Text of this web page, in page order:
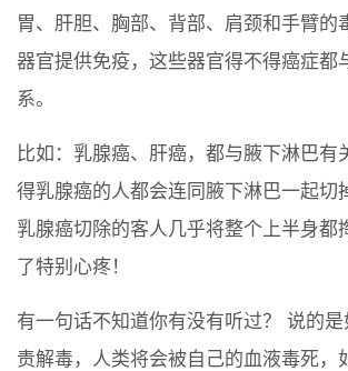
胃、肝胆、胸部、背部、肩颈和手臂的
器官提供免疫，这些器官得不得癌症都
系。
比如：乳腺癌、肝癌，都与腋下淋巴有
得乳腺癌的人都会连同腋下淋巴一起切
乳腺癌切除的客人几乎将整个上半身都
了特别心疼！
有一句话不知道你有没有听过？ 说的是
责解毒，人类将会被自己的血液毒死，